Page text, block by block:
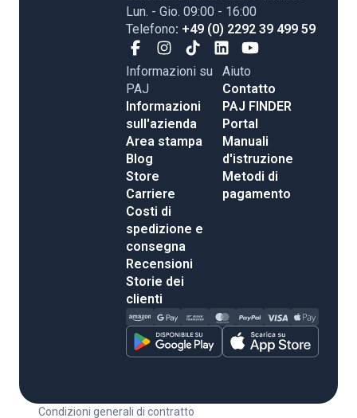
Lun. - Gio. 09:00 - 16:00
Telefono: +49 (0) 2292 39 499 59
Informazioni su
PAJ
Informazioni
sull'azienda
Area stampa
Blog
Store
Carriere
Costi di
spedizione e
consegna
Recensioni
Storie dei
clienti
Aiuto
Contatto
PAJ FINDER
Portal
Manuali
d'istruzione
Metodi di
pagamento
Condizioni generali di contratto